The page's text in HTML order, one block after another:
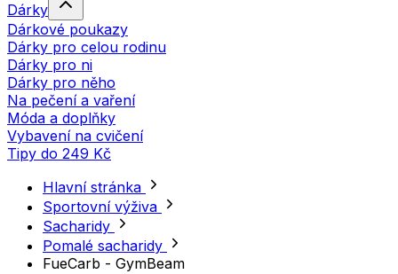
Dárky
Dárkové poukazy
Dárky pro celou rodinu
Dárky pro ni
Dárky pro něho
Na pečení a vaření
Móda a doplňky
Vybavení na cvičení
Tipy do 249 Kč
Hlavní stránka
Sportovní výživa
Sacharidy
Pomalé sacharidy
FueCarb - GymBeam